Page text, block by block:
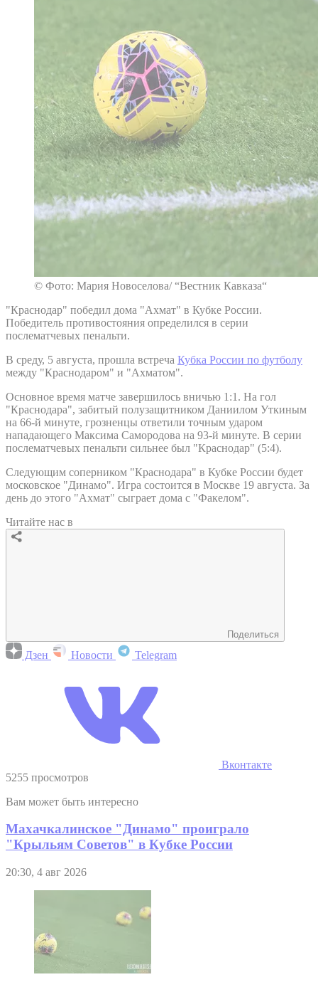
© Фото: Мария Новоселова/ “Вестник Кавказа“
"Краснодар" победил дома "Ахмат" в Кубке России.
Победитель противостояния определился в серии
послематчевых пенальти.
В среду, 5 августа, прошла встреча Кубка России по футболу
между "Краснодаром" и "Ахматом".
Основное время матче завершилось вничью 1:1. На гол
"Краснодара", забитый полузащитником Даниилом Уткиным
на 66-й минуте, грозненцы ответили точным ударом
нападающего Максима Самородова на 93-й минуте. В серии
послематчевых пенальти сильнее был "Краснодар" (5:4).
Следующим соперником "Краснодара" в Кубке России будет
московское "Динамо". Игра состоится в Москве 19 августа. За
день до этого "Ахмат" сыграет дома с "Факелом".
Читайте нас в
Поделиться
Дзен Новости Telegram
Вконтакте
5255 просмотров
Вам может быть интересно
Махачкалинское "Динамо" проиграло
"Крыльям Советов" в Кубке России
20:30, 4 авг 2026